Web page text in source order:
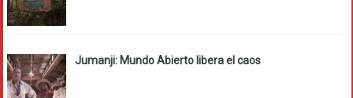
Jumanji: Mundo Abierto libera el caos